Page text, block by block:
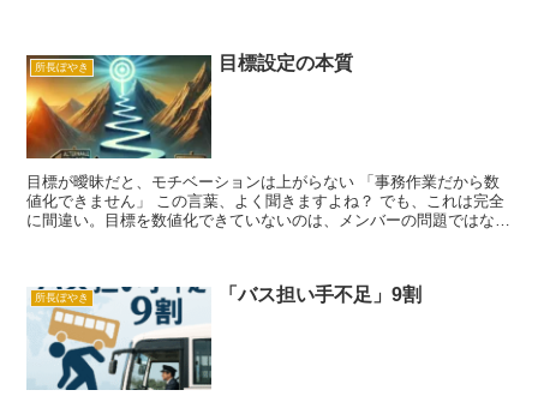
所長ぼやき 目標設定の本質
目標が曖昧だと、モチベーションは上がらない 「事務作業だから数
値化できません」 この言葉、よく聞きますよね？ でも、これは完全
に間違い。目標を数値化できていないのは、メンバーの問題ではな
所長ぼやき 「バス担い手不足」9割